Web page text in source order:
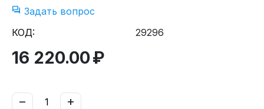
Задать вопрос
КОД:
29296
16 220.00₽
+
−